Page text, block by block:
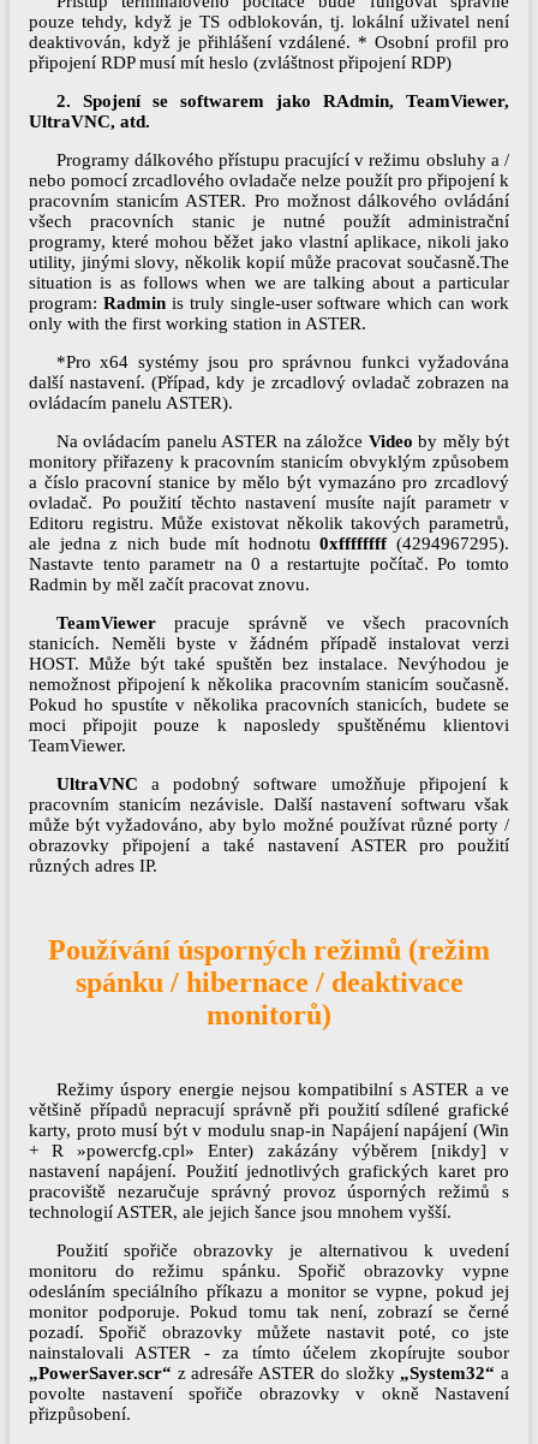
pouze tehdy, když je TS odblokován, tj. lokální uživatel není
deaktivován, když je přihlášení vzdálené. * Osobní profil pro
připojení RDP musí mít heslo (zvláštnost připojení RDP)
2. Spojení se softwarem jako RAdmin, TeamViewer,
UltraVNC, atd.
Programy dálkového přístupu pracující v režimu obsluhy a /
nebo pomocí zrcadlového ovladače nelze použít pro připojení k
pracovním stanicím ASTER. Pro možnost dálkového ovládání
všech pracovních stanic je nutné použít administrační
programy, které mohou běžet jako vlastní aplikace, nikoli jako
utility, jinými slovy, několik kopií může pracovat současně.The
situation is as follows when we are talking about a particular
program: Radminis truly single-user software which can work
only with the first working station in ASTER.
*Pro x64 systémy jsou pro správnou funkci vyžadována
další nastavení. (Případ, kdy je zrcadlový ovladač zobrazen na
ovládacím panelu ASTER).
Na ovládacím panelu ASTER na záložce Video by měly být
monitory přiřazeny k pracovním stanicím obvyklým způsobem
a číslo pracovní stanice by mělo být vymazáno pro zrcadlový
ovladač. Po použití těchto nastavení musíte najít parametr v
Editoru registru. Může existovat několik takových parametrů,
ale jedna z nich bude mít hodnotu0xffffffff(4294967295).
Nastavte tento parametr na 0 a restartujte počítač. Po tomto
Radmin by měl začít pracovat znovu.
TeamViewerpracuje správně ve všech pracovních
stanicích. Neměli byste v žádném případě instalovat verzi
HOST. Může být také spuštěn bez instalace. Nevýhodou je
nemožnost připojení k několika pracovním stanicím současně.
Pokud ho spustíte v několika pracovních stanicích, budete se
moci připojit pouze k naposledy spuštěnému klientovi
TeamViewer.
UltraVNC a podobný software umožňuje připojení k
pracovním stanicím nezávisle. Další nastavení softwaru však
může být vyžadováno, aby bylo možné používat různé porty /
obrazovky připojení a také nastavení ASTER pro použití
různých adres IP.
Používání úsporných režimů (režim
spánku / hibernace / deaktivace
monitorů)
Režimy úspory energie nejsou kompatibilní s ASTER a ve
většině případů nepracují správně při použití sdílené grafické
karty, proto musí být v modulu snap-in Napájení napájení (Win
+ R »powercfg.cpl» Enter) zakázány výběrem [nikdy] v
nastavení napájení. Použití jednotlivých grafických karet pro
pracoviště nezaručuje správný provoz úsporných režimů s
technologií ASTER, ale jejich šance jsou mnohem vyšší.
Použití spořiče obrazovky je alternativou k uvedení
monitoru do režimu spánku. Spořič obrazovky vypne
odesláním speciálního příkazu a monitor se vypne, pokud jej
monitor podporuje. Pokud tomu tak není, zobrazí se černé
pozadí. Spořič obrazovky můžete nastavit poté, co jste
nainstalovali ASTER - za tímto účelem zkopírujte soubor
„PowerSaver.scr“ z adresáře ASTER do složky „System32“ a
povolte nastavení spořiče obrazovky v okně Nastavení
přizpůsobení.